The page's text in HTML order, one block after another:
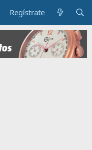
Regístrate